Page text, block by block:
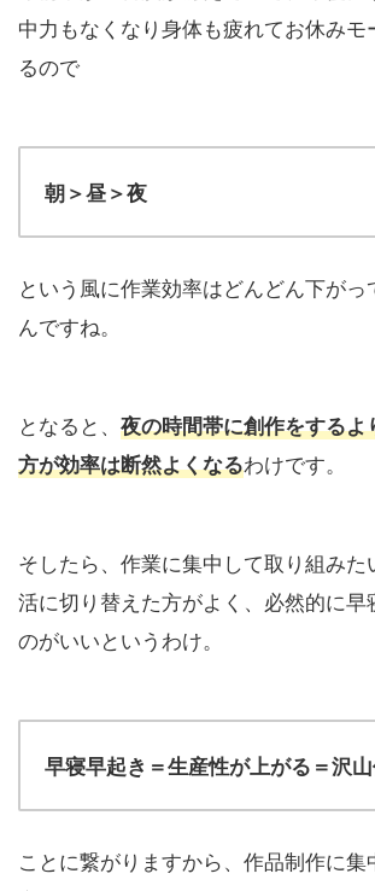
中力もなくなり身体も疲れてお休みモ
るので
朝＞昼＞夜
という風に作業効率はどんどん下がっ
んですね。
となると、 夜の時間帯に創作をするよ
方が効率は断然よくなるわけです。
そしたら、作業に集中して取り組みた
活に切り替えた方がよく、必然的に早
のがいいというわけ。
早寝早起き＝生産性が上がる＝沢
ことに繋がりますから、作品制作に集